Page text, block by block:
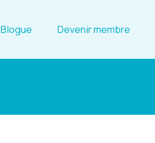
Blogue Devenir membre